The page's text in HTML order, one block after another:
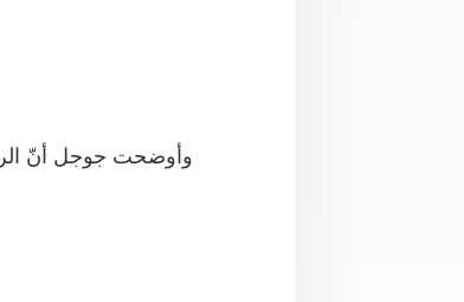
وأوضحت جوجل أنّ